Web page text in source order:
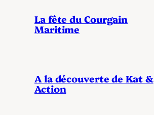
La fête du Courgain
Maritime
A la découverte de Kat &
Action